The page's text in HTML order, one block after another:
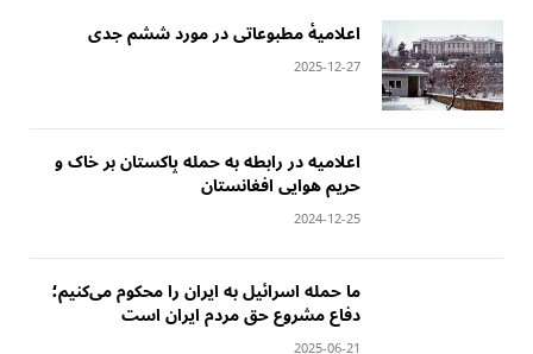
‏اعلامیهٔ مطبوعاتی در مورد ششم جدی
2025-12-27
‏اعلامیه در رابطه به حمله پاکستان بر خاک و
حریم هوایی افغانستان
2024-12-25
‏ما حمله اسرائیل به ایران را محکوم می‌کنیم؛‏
دفاع مشروع حق مردم ایران است
2025-06-21